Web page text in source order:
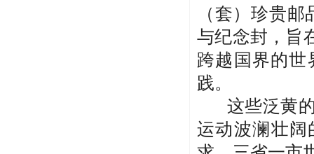
（套）珍贵
与纪念封 ， 旨
跨越国界的
践。
这些泛黄
运动波澜壮阔